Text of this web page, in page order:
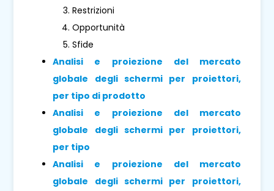
Restrizioni
Opportunità
Sfide
Analisi e proiezione del mercato
globale degli schermi per proiettori,
per tipo di prodotto
Analisi e proiezione del mercato
globale degli schermi per proiettori,
per tipo
Analisi e proiezione del mercato
globale degli schermi per proiettori,